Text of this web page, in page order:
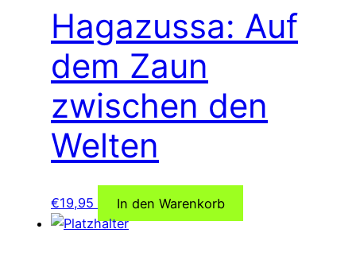
Hagazussa: Auf
dem Zaun
zwischen den
Welten
€19,95 In den Warenkorb